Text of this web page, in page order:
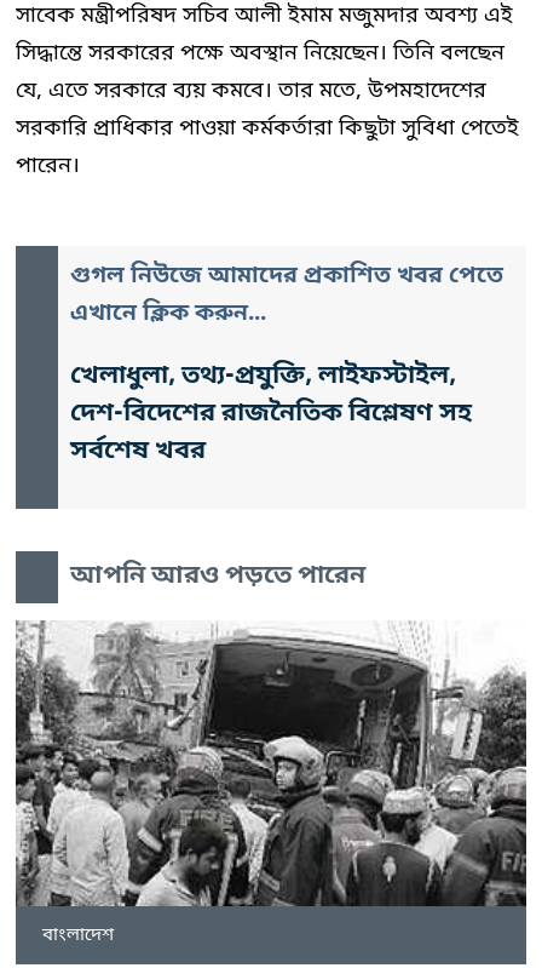
সাবেক মন্ত্রীপরিষদ সচিব আলী ইমাম মজুমদার অবশ্য এই
সিদ্ধান্তে সরকারের পক্ষে অবস্থান নিয়েছেন। তিনি বলছেন
যে, এতে সরকারে ব্যয় কমবে। তার মতে, উপমহাদেশের
সরকারি প্রাধিকার পাওয়া কর্মকর্তারা কিছুটা সুবিধা পেতেই
পারেন।
গুগল নিউজে আমাদের প্রকাশিত খবর পেতে
এখানে ক্লিক করুন...
খেলাধুলা, তথ্য-প্রযুক্তি, লাইফস্টাইল,
দেশ-বিদেশের রাজনৈতিক বিশ্লেষণ সহ
সর্বশেষ খবর
আপনি আরও পড়তে পারেন
বাংলাদেশ